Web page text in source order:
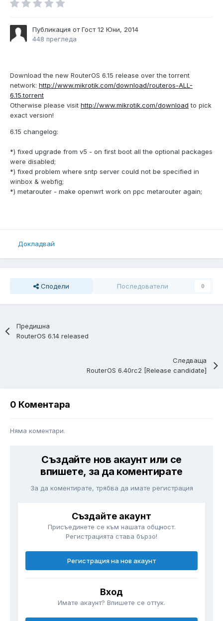
Публикация от Гост12 Юни, 2014
448 прегледа
Download the new RouterOS 6.15 release over the torrent
network: http://www.mikrotik.com/download/routeros-ALL-
6.15.torrent
Otherwise please visit http://www.mikrotik.com/download to pick
exact version!
6.15 changelog:
*) fixed upgrade from v5 - on first boot all the optional packages
were disabled;
*) fixed problem where sntp server could not be specified in
winbox & webfig;
*) metarouter - make openwrt work on ppc metarouter again;
Докладвай
Сподели Последователи 0
Предишна
RouterOS 6.14 released
Следваща
RouterOS 6.40rc2 [Release candidate]
0 Коментара
Няма коментари.
Създайте нов акаунт или се
впишете, за да коментирате
За да коментирате, трябва да имате регистрация
Създайте акаунт
Присъединете се към нашата общност.
Регистрацията става бързо!
Регистрация на нов акаунт
Вход
Имате акаунт? Впишете се оттук.